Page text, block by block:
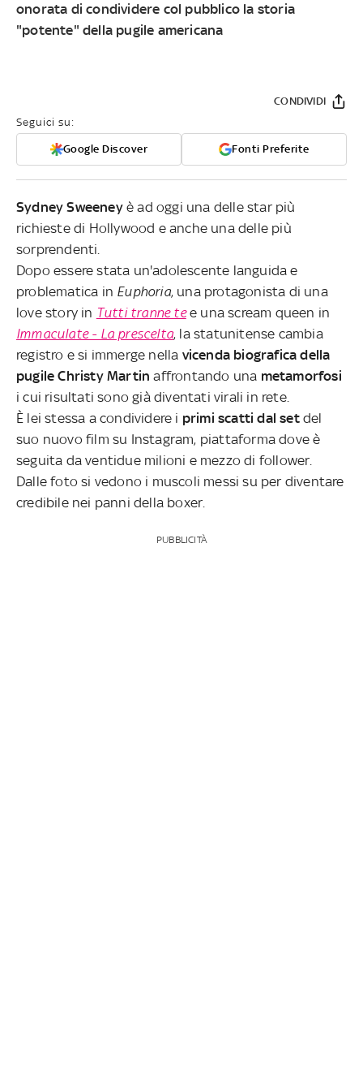
onorata di condividere col pubblico la storia
"potente" della pugile americana
Seguici su:
Google Discover Fonti Preferite
CONDIVIDI
Sydney Sweeney è ad oggi una delle star più
richieste di Hollywood e anche una delle più
sorprendenti.
Dopo essere stata un'adolescente languida e
problematica in Euphoria, una protagonista di una
love story in Tutti tranne tee una scream queen in
Immaculate - La prescelta, la statunitense cambia
registro e si immerge nella vicenda biografica della
pugile Christy Martinaffrontando una metamorfosi
i cui risultati sono già diventati virali in rete.
È lei stessa a condividere i primi scatti dal setdel
suo nuovo film su Instagram, piattaforma dove è
seguita da ventidue milioni e mezzo di follower.
Dalle foto si vedono i muscoli messi su per diventare
credibile nei panni della boxer.
PUBBLICITÀ